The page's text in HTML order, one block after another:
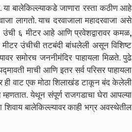
बालेकिल्ल्याकडे जाणारा रस्ता कठीण आहे
लागतो. याच दरवाजाला महादरवाजा असे
उंची ६ मीटर आहे आणि प्रवेशद्वारावर कमळ,
उंचीची तटबंदी बांधलेली असून विशिष्ट
समोरच जननीमंदिर पाहायला मिळते. पुढे
माची आणि इतर सर्व परिसर पाहायला
ही वाट एक मोठा शिलाखंड टाकून बंद केलेली
येथून संपूर्ण राजगडाचा घेरा आपल्या
शिवाय बालेकिल्ल्यावर काही भग्र अवस्थेतील